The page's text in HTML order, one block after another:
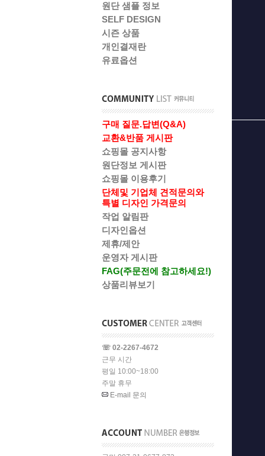
원단 샘플 정보
SELF DESIGN
시즌 상품
개인결재란
유료옵션
구매 질문.답변(Q&A)
교환&반품 게시판
쇼핑몰 공지사항
원단정보 게시판
쇼핑몰 이용후기
단체및 기업체 견적문의와
특별 디자인 가격문의
작업 알림판
디자인옵션
제휴/제안
운영자 게시판
FAG(주문전에 참고하세요!)
상품리뷰보기
☏ 02-2267-4672
근무 시간
평일 10:00~18:00
주말 휴무
E-mail 문의